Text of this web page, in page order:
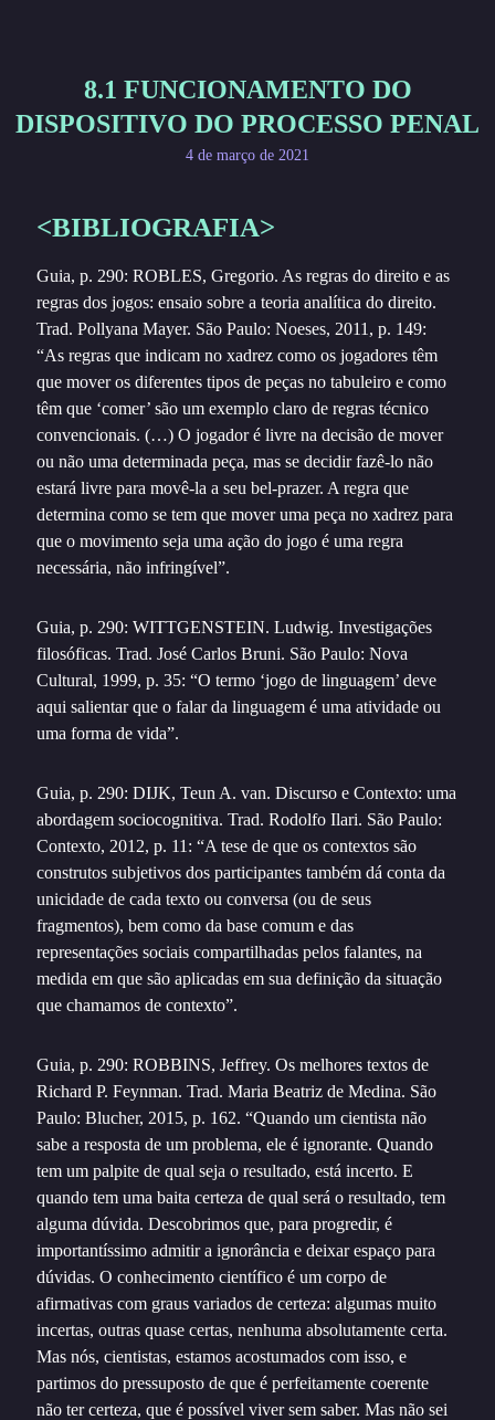
8.1 FUNCIONAMENTO DO
DISPOSITIVO DO PROCESSO PENAL
4 de março de 2021
<BIBLIOGRAFIA>
Guia, p. 290: ROBLES, Gregorio. As regras do direito e as
regras dos jogos: ensaio sobre a teoria analítica do direito.
Trad. Pollyana Mayer. São Paulo: Noeses, 2011, p. 149:
“As regras que indicam no xadrez como os jogadores têm
que mover os diferentes tipos de peças no tabuleiro e como
têm que ‘comer’ são um exemplo claro de regras técnico
convencionais. (…) O jogador é livre na decisão de mover
ou não uma determinada peça, mas se decidir fazê-lo não
estará livre para movê-la a seu bel-prazer. A regra que
determina como se tem que mover uma peça no xadrez para
que o movimento seja uma ação do jogo é uma regra
necessária, não infringível”.
Guia, p. 290: WITTGENSTEIN. Ludwig. Investigações
filosóficas. Trad. José Carlos Bruni. São Paulo: Nova
Cultural, 1999, p. 35: “O termo ‘jogo de linguagem’ deve
aqui salientar que o falar da linguagem é uma atividade ou
uma forma de vida”.
Guia, p. 290: DIJK, Teun A. van. Discurso e Contexto: uma
abordagem sociocognitiva. Trad. Rodolfo Ilari. São Paulo:
Contexto, 2012, p. 11: “A tese de que os contextos são
construtos subjetivos dos participantes também dá conta da
unicidade de cada texto ou conversa (ou de seus
fragmentos), bem como da base comum e das
representações sociais compartilhadas pelos falantes, na
medida em que são aplicadas em sua definição da situação
que chamamos de contexto”.
Guia, p. 290: ROBBINS, Jeffrey. Os melhores textos de
Richard P. Feynman. Trad. Maria Beatriz de Medina. São
Paulo: Blucher, 2015, p. 162. “Quando um cientista não
sabe a resposta de um problema, ele é ignorante. Quando
tem um palpite de qual seja o resultado, está incerto. E
quando tem uma baita certeza de qual será o resultado, tem
alguma dúvida. Descobrimos que, para progredir, é
importantíssimo admitir a ignorância e deixar espaço para
dúvidas. O conhecimento científico é um corpo de
afirmativas com graus variados de certeza: algumas muito
incertas, outras quase certas, nenhumaabsolutamente certa.
Mas nós, cientistas, estamos acostumados com isso, e
partimos do pressuposto de que é perfeitamente coerente
não ter certeza, que é possível viversem saber. Mas não sei